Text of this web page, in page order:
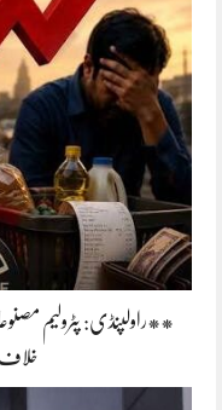
**راولپنڈی: پٹرولیم
خلاف